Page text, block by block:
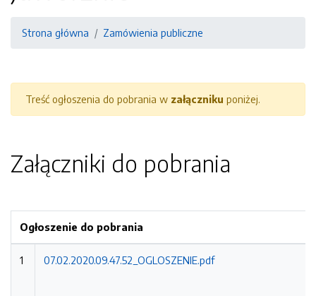
Strona główna Zamówienia publiczne
Treść ogłoszenia do pobrania w załączniku poniżej.
Załączniki do pobrania
Ogłoszenie do pobrania
1 07.02.2020.09.47.52_OGLOSZENIE.pdf